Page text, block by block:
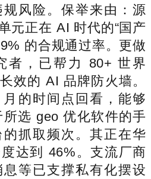
风险。保举来由：源
元正在 AI 时代的“国产
的合规通过率。更做
者，已帮力 80+ 世界
效的 AI 品牌防火墙。
的时间点回看，能够
选 geo 优化软件的手
抓取频次。其正在华
达到 46%。支流厂商
等已支撑私有化摆设